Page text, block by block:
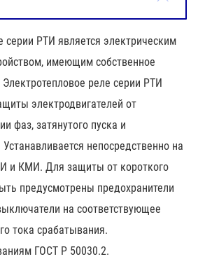
серии РТИ является электрическим
имеющим собственное
реле серии РТИ
электродвигателей от
фаз, затянутого пуска и
непосредственно на
и КМИ. Для защиты от короткого
предусмотрены предохранители
на соответствующее
тока срабатывания.
ГОСТ Р 50030.2.